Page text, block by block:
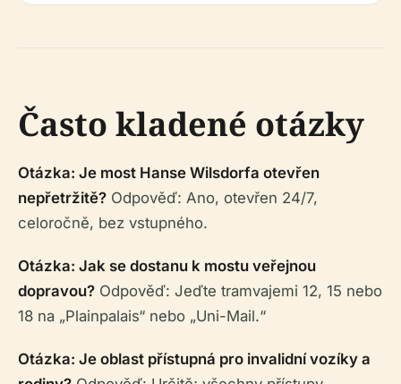
Často kladené otázky
Otázka: Je most Hanse Wilsdorfa otevřen
nepřetržitě? Odpověď: Ano, otevřen 24/7,
celoročně, bez vstupného.
Otázka: Jak se dostanu k mostu veřejnou
dopravou? Odpověď: Jeďte tramvajemi 12, 15 nebo
18 na „Plainpalais“ nebo „Uni-Mail.“
Otázka: Je oblast přístupná pro invalidní vozíky a